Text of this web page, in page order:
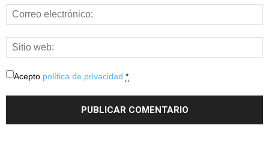
Acepto política de privacidad *